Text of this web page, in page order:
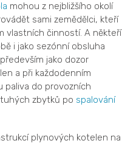
mohou z nejbližšího okolí
sami zemědělci, kteří
vlastních činností. A
i jako sezónní obsluha
jako dozor
a při každodenním
paliva do provozních
zbytků po spalování
plynových kotelen na